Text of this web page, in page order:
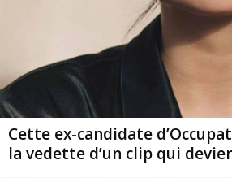
Cette ex-candidate
la vedette d’un clip qui